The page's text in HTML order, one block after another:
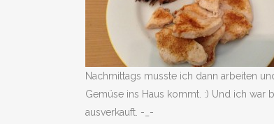
Nachmittags musste ich dann arbeiten
Gemüse ins Haus kommt. :) Und ich
ausverkauft. -_-